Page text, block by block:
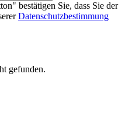
bestätigen Sie, dass Sie der
Datenschutzbestimmung
gefunden.